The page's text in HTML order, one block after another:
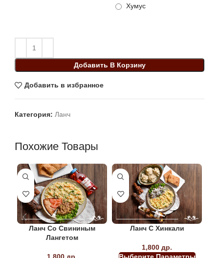
Хумус
Добавить В Корзину
Добавить в избранное
Категория: Ланч
Похожие Товары
Ланч Со Свининым
Лангетом
1,800 др.
Ланч С Хинкали
1,800 др.
Выберите Параметры